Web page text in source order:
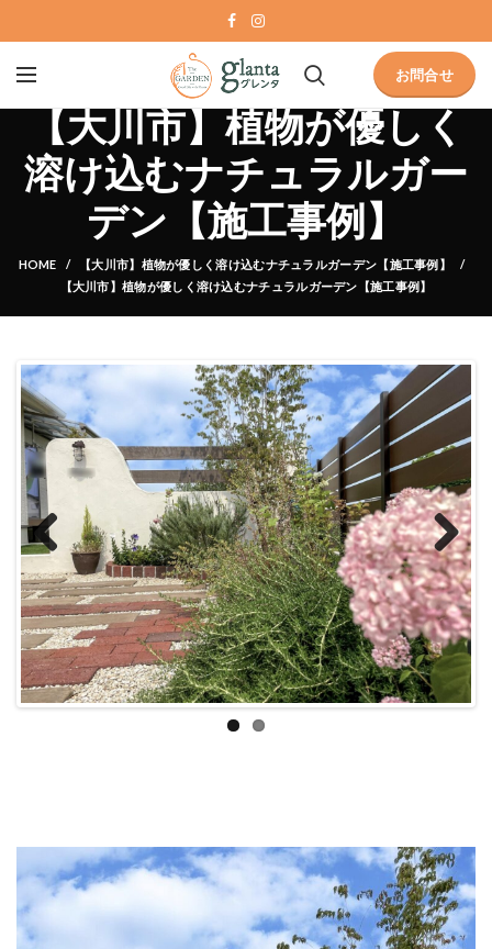
お問合せ
【大川市】植物が優しく
溶け込むナチュラルガー
デン【施工事例】
HOME
【大川市】植物が優しく溶け込むナチュラルガーデン【施工事例】
【大川市】植物が優しく溶け込むナチュラルガーデン【施工事例】
Previous Next